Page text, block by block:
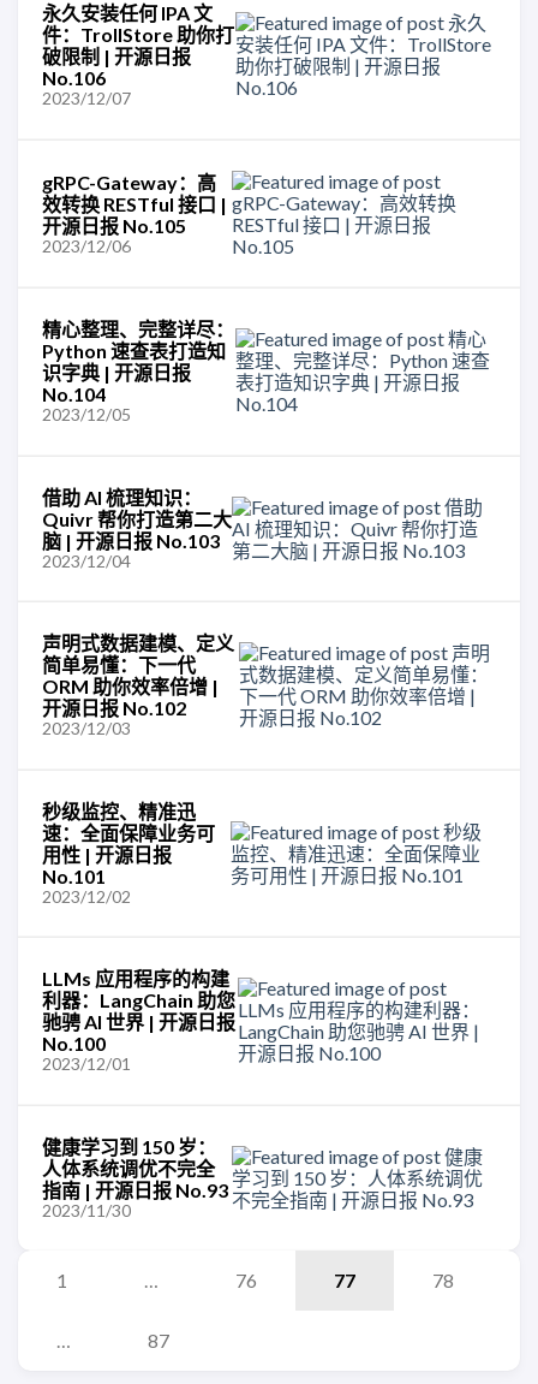
永久安装任何 IPA 文
件：TrollStore 助你打
破限制 | 开源日报
No.106
2023/12/07
gRPC-Gateway：高
效转换 RESTful 接口 |
开源日报 No.105
2023/12/06
精心整理、完整详尽：
Python 速查表打造知
识字典 | 开源日报
No.104
2023/12/05
借助 AI 梳理知识：
Quivr 帮你打造第二大
脑 | 开源日报 No.103
2023/12/04
声明式数据建模、定义
简单易懂：下一代
ORM 助你效率倍增 |
开源日报 No.102
2023/12/03
秒级监控、精准迅
速：全面保障业务可
用性 | 开源日报
No.101
2023/12/02
LLMs 应用程序的构建
利器：LangChain 助您
驰骋 AI 世界 | 开源日报
No.100
2023/12/01
健康学习到 150 岁：
人体系统调优不完全
指南 | 开源日报 No.93
2023/11/30
1 76 77 78
87